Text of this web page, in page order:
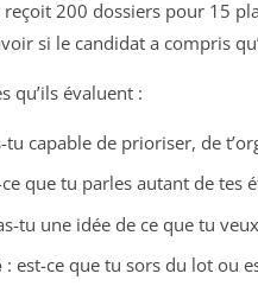
200 dossiers pour 15
si le candidat a compris
qu’ils évaluent :
capable de prioriser, de
que tu parles autant de tes
tu une idée de ce que tu
: est-ce que tu sors du lot ou